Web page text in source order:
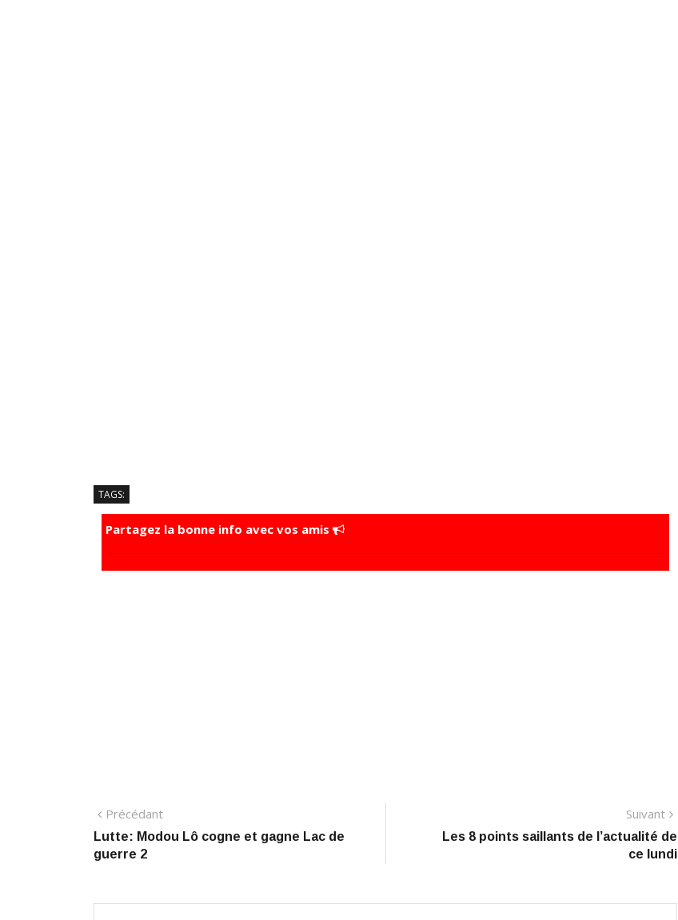
TAGS:
Partagez la bonne info avec vos amis
Navigation
de
PrécédantPrécédant:
Lutte: Modou Lô cogne et gagne Lac de
guerre 2
Suivant
Les 8 points saillants de l’actualité de
ce lundi